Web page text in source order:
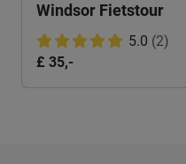
Windsor Fietstour
5.0 (2)
£ 35,-